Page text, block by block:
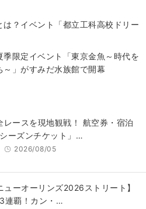
？イベント「都立工科高校ドリー
限定イベント「東京金魚～時代を
」がすみだ水族館で開幕
レースを現地観戦！ 航空券・宿泊
ーズンチケット」…
2026/08/05
ューオーリンズ2026ストリート】
連覇！カン・…